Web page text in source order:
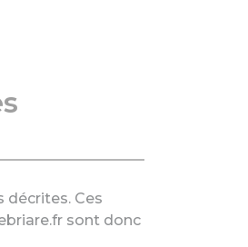
décrites. Ces
sont donc